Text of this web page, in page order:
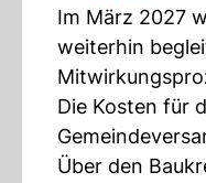
Im März 2027
weiterhin
Die Kosten für
Über den